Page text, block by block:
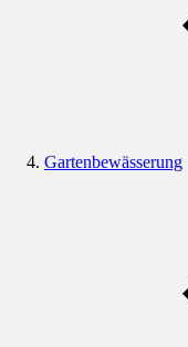
Gartenbewässerung